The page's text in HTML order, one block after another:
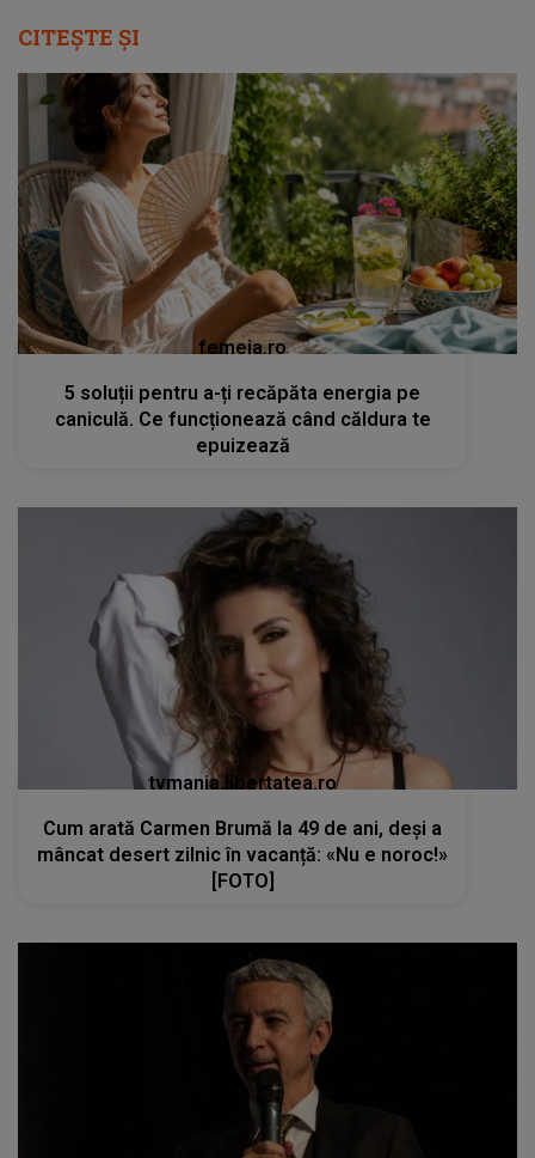
CITEȘTE ȘI
femeia.ro
5 soluții pentru a-ți recăpăta energia pe
caniculă. Ce funcționează când căldura te
epuizează
tvmania.libertatea.ro
Cum arată Carmen Brumă la 49 de ani, deși a
mâncat desert zilnic în vacanță: «Nu e noroc!»
[FOTO]